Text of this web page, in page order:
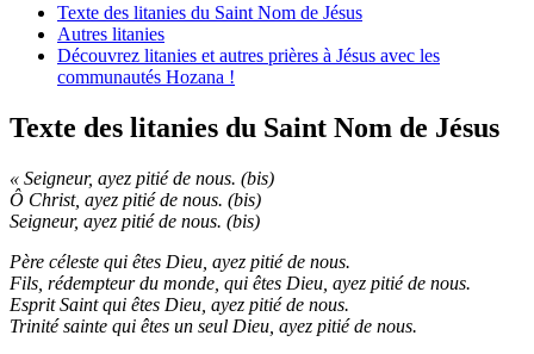
Texte des litanies du Saint Nom de Jésus
Autres litanies
Découvrez litanies et autres prières à Jésus avec les
communautés Hozana !
Texte des litanies du Saint Nom de Jésus
« Seigneur, ayez pitié de nous. (bis)
Ô Christ, ayez pitié de nous. (bis)
Seigneur, ayez pitié de nous. (bis)
Père céleste qui êtes Dieu, ayez pitié de nous.
Fils, rédempteur du monde, qui êtes Dieu, ayez pitié de nous.
Esprit Saint qui êtes Dieu, ayez pitié de nous.
Trinité sainte qui êtes un seul Dieu, ayez pitié de nous.